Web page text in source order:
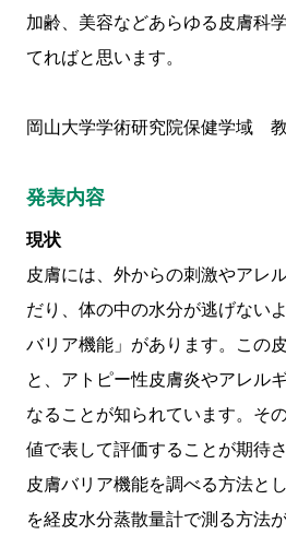
加齢、美容などあらゆる皮膚科
てればと思います。
岡山大学学術研究院保健学域
発表内容
現状
皮膚には、外からの刺激やアレ
だり、体の中の水分が逃げない
バリア機能」があります。この
と、アトピー性皮膚炎やアレル
なることが知られています。そ
値で表して評価することが期待
皮膚バリア機能を調べる方法と
を経皮水分蒸散量計で測る方法